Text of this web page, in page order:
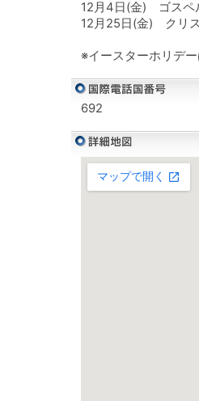
12月4日(金) ゴスペ
12月25日(金) クリ
※イースターホリデ
692